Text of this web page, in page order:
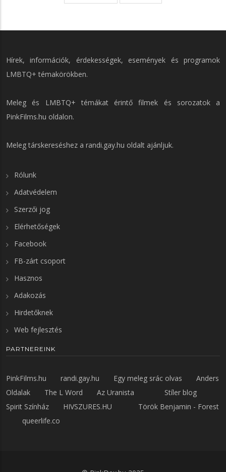
oldal
oldal
Hírek, információk, érdekességek, események és programok
LMBTQ+ témakörökben.
Meleg és LMBTQ+ témákat érintő filmek és sorozatok a
PinkFilms.hu oldalon.
Meleg társkereséshez a randi.gay.hu oldalt ajánljuk.
Rólunk
Adatvédelem
Szerzői jog
Elérhetőségek
Facebook
FB-zárt csoport
Hasznos
Adakozás
Hirdetőknek
Web fejlesztés
PARTNEREINK
PinkFilms.hu randi.gay.hu Egy meleg srác olvas
Anders
Oldalak
The L Word Az Uranista
Stíler blog
Spirit Színház
HIVSZURES.HU
Török Benjamin - Forest
queerlife.co